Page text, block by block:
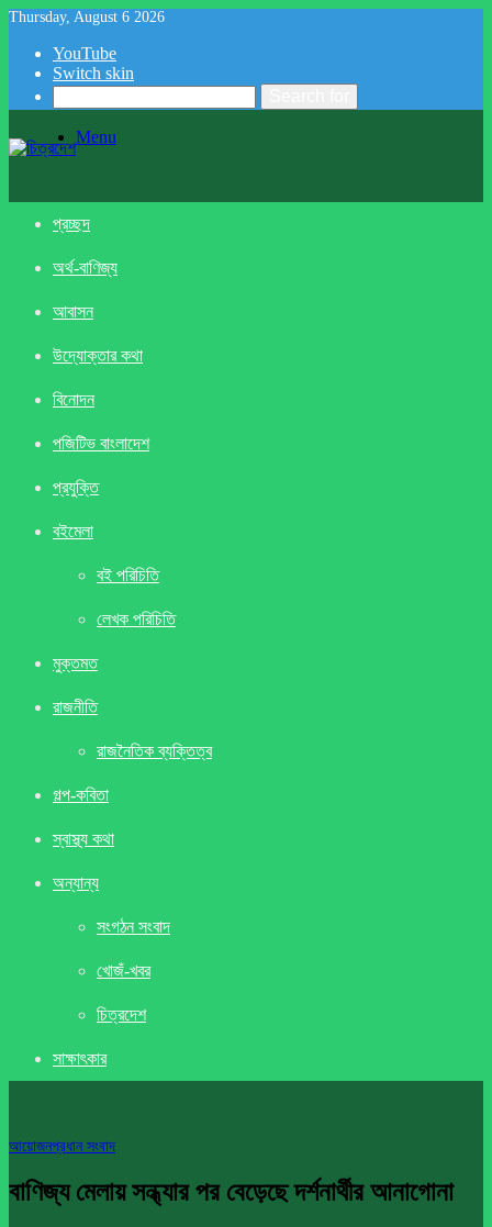
Thursday, August 6 2026
YouTube
Switch skin
Menu
প্রচ্ছদ
অর্থ-বাণিজ্য
আবাসন
উদ্যোক্তার কথা
বিনোদন
পজিটিভ বাংলাদেশ
প্রযুক্তি
বইমেলা
বই পরিচিতি
লেখক পরিচিতি
মুক্তমত
রাজনীতি
রাজনৈতিক ব্যক্তিত্ব
গল্প-কবিতা
স্বাস্থ্য কথা
অন্যান্য
সংগঠন সংবাদ
খােজঁ-খবর
চিত্রদেশ
সাক্ষাৎকার
আয়োজনপ্রধান সংবাদ
বাণিজ্য মেলায় সন্ধ্যার পর বেড়েছে দর্শনার্থীর আনাগোনা